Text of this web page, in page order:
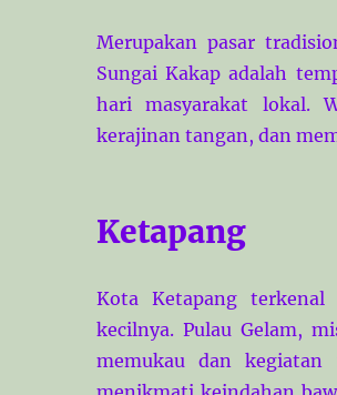
Merupakan pasar
Sungai Kakap adalah
hari masyarakat lokal.
kerajinan tangan, dan
Ketapang
Kota Ketapang
kecilnya. Pulau Gelam,
memukau dan kegiatan